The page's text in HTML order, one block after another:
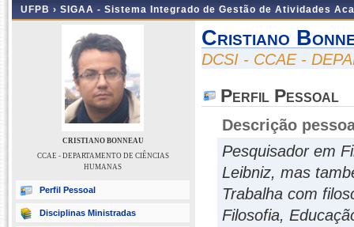
UFPB › SIGAA - Sistema Integrado de Gestão de Atividades
CRISTIANO BONNEAU
CCAE - DEPARTAMENTO DE CIÊNCIAS
HUMANAS
Perfil Pessoal
Disciplinas Ministradas
Cristiano
DCSI - CCAE -
Perfil Pessoal
Descrição
Pesquisador em
Leibniz, mas
Trabalha com
Filosofia,